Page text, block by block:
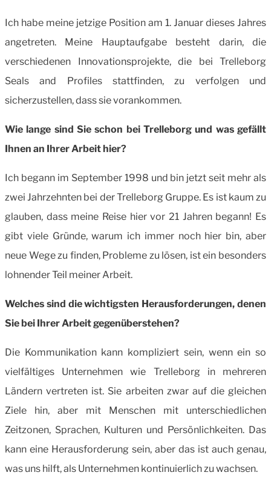
Ich habe meine jetzige Position am 1. Januar dieses Jahres
angetreten. Meine Hauptaufgabe besteht darin, die
verschiedenen Innovationsprojekte, die bei Trelleborg
Seals and Profiles stattfinden, zu verfolgen und
sicherzustellen, dass sie vorankommen.
Wie lange sind Sie schon bei Trelleborg und was gefällt
Ihnen an Ihrer Arbeit hier?
Ich begann im September 1998 und bin jetzt seit mehr als
zwei Jahrzehnten bei der Trelleborg Gruppe. Es ist kaum zu
glauben, dass meine Reise hier vor 21 Jahren begann! Es
gibt viele Gründe, warum ich immer noch hier bin, aber
neue Wege zu finden, Probleme zu lösen, ist ein besonders
lohnender Teil meiner Arbeit.
Welches sind die wichtigsten Herausforderungen, denen
Sie bei Ihrer Arbeit gegenüberstehen?
Die Kommunikation kann kompliziert sein, wenn ein so
vielfältiges Unternehmen wie Trelleborg in mehreren
Ländern vertreten ist. Sie arbeiten zwar auf die gleichen
Ziele hin, aber mit Menschen mit unterschiedlichen
Zeitzonen, Sprachen, Kulturen und Persönlichkeiten. Das
kann eine Herausforderung sein, aber das ist auch genau,
was uns hilft, als Unternehmen kontinuierlich zu wachsen.